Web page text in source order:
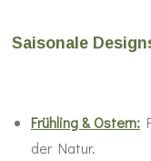
Saisonale
Frühling & Ostern:
der Natur.